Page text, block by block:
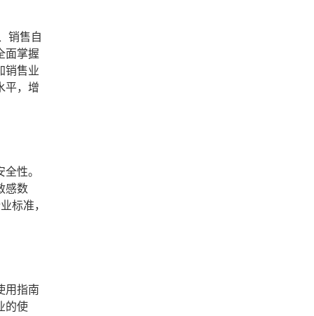
销售自
面掌握
销售业
平，增
性。
感数
标准，
用指南
的使